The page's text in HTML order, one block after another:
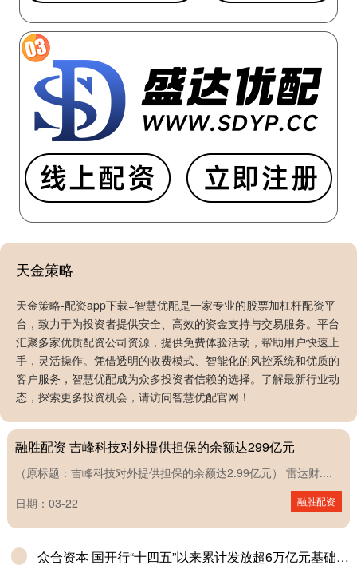
天金策略
天金策略-配资app下载=智慧优配是一家专业的股票加杠杆配资平
台，致力于为投资者提供安全、高效的资金支持与交易服务。平台
汇聚多家优质配资公司资源，提供免费体验活动，帮助用户快速上
手，灵活操作。凭借透明的收费模式、智能化的风控系统和优质的
客户服务，智慧优配成为众多投资者信赖的选择。了解最新行业动
态，探索更多投资机会，请访问智慧优配官网！
屿科配资 金融监管总局局长李云泽：相当部分省份已实现高
风险中小机构“动态清零”
融胜配资 吉峰科技对外提供担保的余额达299亿元
（原标题：吉峰科技对外提供担保的余额达2.99亿元） 雷达财....
日期：03-22
融胜配资
众合资本 国开行“十四五”以来累计发放超6万亿元基础设施中长期贷款